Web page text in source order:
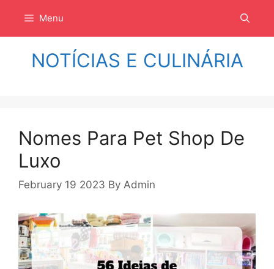
isi
Menu
NOTÍCIAS E CULINÁRIA
Nomes Para Pet Shop De
Luxo
February 19 2023 By Admin